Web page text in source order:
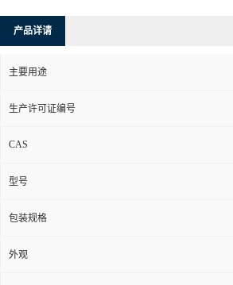
产品详请
主要用途
生产许可证编号
CAS
型号
包装规格
外观